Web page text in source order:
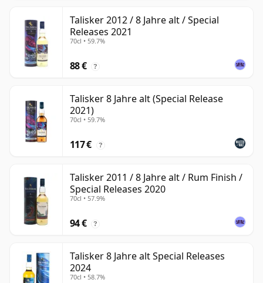
Talisker 2012 / 8 Jahre alt / Special
Releases 2021
70cl • 59.7%
88 € ?
Talisker 8 Jahre alt (Special Release
2021)
70cl • 59.7%
117 € ?
Talisker 2011 / 8 Jahre alt / Rum Finish /
Special Releases 2020
70cl • 57.9%
94 € ?
Talisker 8 Jahre alt Special Releases
2024
70cl • 58.7%